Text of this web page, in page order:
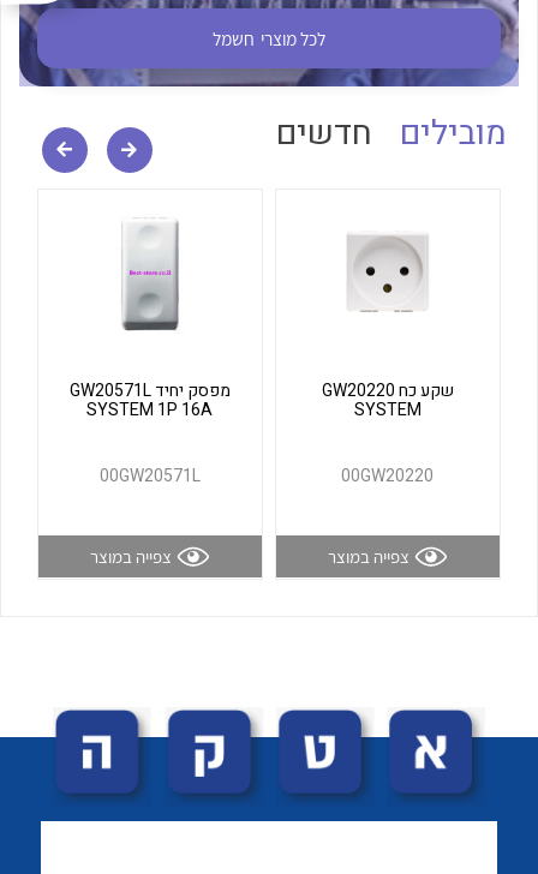
לכל מוצרי חשמל
מובילים חדשים
שקע כח GW20220
SYSTEM
00GW20220
צפייה במוצר
מפסק יחיד GW20571L
SYSTEM 1P 16A
00GW20571L
צפייה במוצר